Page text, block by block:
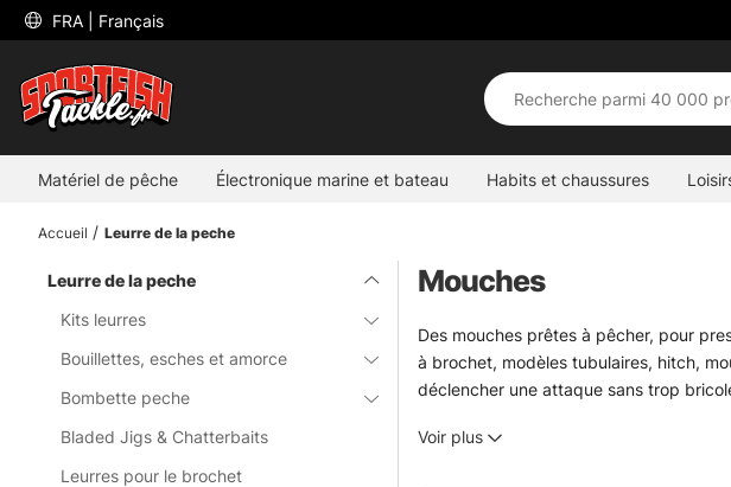
FRA | Français
Matériel de pêche Électronique marine et bateau Habits et chaussures
Accueil Leurre de la peche
Leurre de la peche
Kits leurres
Bouillettes, esches et amorce
Bombette peche
Bladed Jigs & Chatterbaits
Leurres pour le brochet
Mouches
Des mouches prêtes à pêcher, pour
à brochet, modèles tubulaires, hitch,
déclencher une attaque sans trop
matériel éprouvé, avec des montages
Voir plus